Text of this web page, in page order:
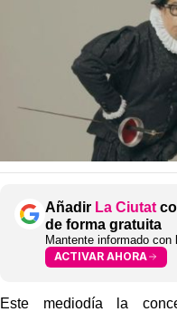
Añadir La Ciutat
de forma gratuita
Mantente informado
ACTIVAR AHORA
Este mediodía la